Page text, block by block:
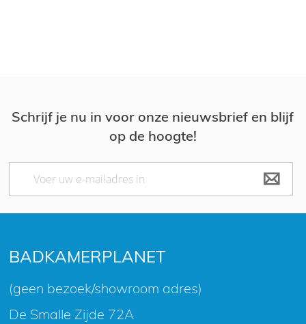
BADKAMERPLANET
(geen bezoek/showroom adres)
De Smalle Zijde 72A
Schrijf je nu in voor onze nieuwsbrief en blijf
op de hoogte!
Abonneer
op
nieuwsbrief